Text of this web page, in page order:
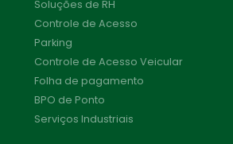
Soluções de RH
Controle de Acesso
Parking
Controle de Acesso Veicular
Folha de pagamento
BPO de Ponto
Serviços Industriais